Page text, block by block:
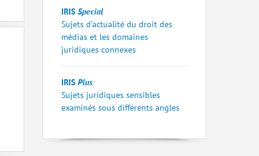
IRIS Special
Sujets d’actualité du droit des
médias et les domaines
juridiques connexes
IRIS Plus
Sujets juridiques sensibles
examinés sous différents angles